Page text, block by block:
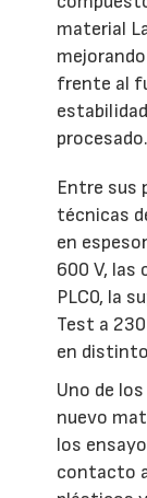
material
frente al
procesado.
Entre sus
técnicas
en
600 V, las
PLC0, la
Test a
en
Uno de
nuevo
los
contacto